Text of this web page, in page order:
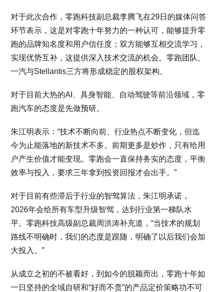
对于此次合作，零跑科技副总裁李腾飞在29日的媒体问答
环节表示，这是对零跑十年努力的一种认可，能够提升零
跑的品牌知名度和用户信任度；双方能够互相交流学习，
实现优势互补，这提供深入技术交流的机会。零跑团队、
一汽与Stellantis三方将形成稳定的股权架构。
对于目前大热的AI、具身智能、自动驾驶等前沿领域，零
跑汽车的态度是先做预研。
朱江明表示：“技术不断向前、行业热点不断变化，但迄
今为止能落地的新技术不多。前期更多是炒作，只有给用
户产生价值才能变现。零跑会一直保持务实的态度，平衡
效率与投入，要求三年拿到投资回报才会出手。”
对于目前有些滞后于行业的智驾算法，朱江明承诺，
2026年会给所有车型升级智驾，达到行业第一梯队水
平。零跑科技高级副总裁周洪涛补充道，“当技术的规划
路线不明确时，我们的态度是跟随，明确了以后我们会加
大投入。”
从成立之初的不被看好，到如今的脱颖而出，零跑十年如
一日坚持的全域自研和“好而不贵”的产品定价策略功不可